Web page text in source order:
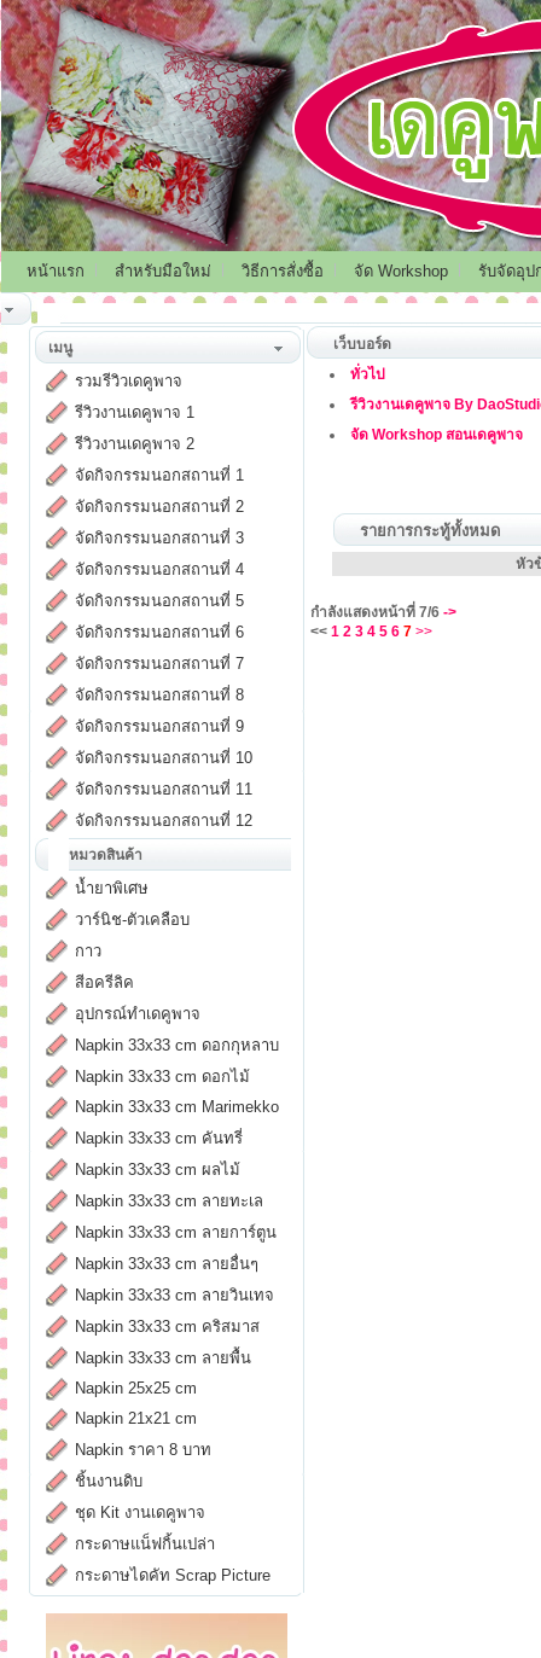
หน้าแรก สำหรับมือใหม่ วิธีการสั่งซื้อ จัด Workshop รับจัดอุป
เมนู
รวมรีวิวเดคูพาจ
รีวิวงานเดคูพาจ 1
รีวิวงานเดคูพาจ 2
จัดกิจกรรมนอกสถานที่ 1
จัดกิจกรรมนอกสถานที่ 2
จัดกิจกรรมนอกสถานที่ 3
จัดกิจกรรมนอกสถานที่ 4
จัดกิจกรรมนอกสถานที่ 5
จัดกิจกรรมนอกสถานที่ 6
จัดกิจกรรมนอกสถานที่ 7
จัดกิจกรรมนอกสถานที่ 8
จัดกิจกรรมนอกสถานที่ 9
จัดกิจกรรมนอกสถานที่ 10
จัดกิจกรรมนอกสถานที่ 11
จัดกิจกรรมนอกสถานที่ 12
หมวดสินค้า
น้ำยาพิเศษ
วาร์นิช-ตัวเคลือบ
กาว
สีอครีลิค
อุปกรณ์ทำเดคูพาจ
Napkin 33x33 cm ดอกกุหลาบ
Napkin 33x33 cm ดอกไม้
Napkin 33x33 cm Marimekko
Napkin 33x33 cm คันทรี่
Napkin 33x33 cm ผลไม้
Napkin 33x33 cm ลายทะเล
Napkin 33x33 cm ลายการ์ตูน
Napkin 33x33 cm ลายอื่นๆ
Napkin 33x33 cm ลายวินเทจ
Napkin 33x33 cm คริสมาส
Napkin 33x33 cm ลายพื้น
Napkin 25x25 cm
Napkin 21x21 cm
Napkin ราคา 8 บาท
ชิ้นงานดิบ
ชุด Kit งานเดคูพาจ
กระดาษแน็ฟกิ้นเปล่า
กระดาษไดคัท Scrap Picture
เว็บบอร์ด
ทั่วไป
รีวิวงานเดคูพาจ By
จัด Workshop สอนเดคูพาจ
รายการกระทู้ทั้งหมด
หัว
กำลังแสดงหน้าที่ 7/6 ->
<< 1 2 3 4 5 6 7 >>